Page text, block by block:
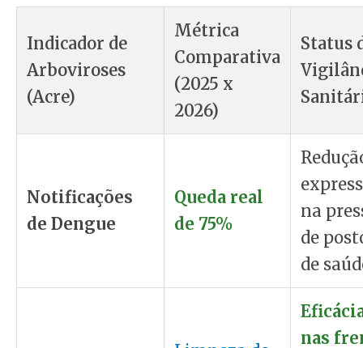
Indicador de
Arboviroses
(Acre)
Métrica
Comparativa
(2025 x
2026)
Status
Notificações
de Dengue
Queda real
de 75%
na
de
de
nas